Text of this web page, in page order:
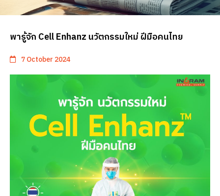
พารู้จัก Cell Enhanz นวัตกรรมใหม่ ฝีมือคนไทย
7 October 2024